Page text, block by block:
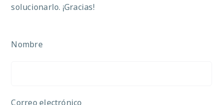
solucionarlo. ¡Gracias!
Nombre
Correo electrónico